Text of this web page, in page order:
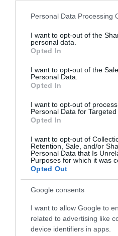
Please note that this website/
not limited to your visit or
grant or deny consent to
use your data for below
consent section.
Personal Data Processing
I want to opt-out of the
personal data.
Opted In
I want to opt-out of the
Personal Data.
Opted In
I want to opt-out of
Personal Data for Targeted
Opted In
I want to opt-out of
Retention, Sale, and/or
Personal Data that Is
Purposes for which it was
Opted Out
Google consents
I want to allow Google to
related to advertising like
device identifiers in apps.
pénzügyek euró